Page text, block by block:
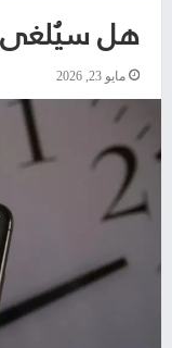
هل سيُلغى
مايو 23, 2026